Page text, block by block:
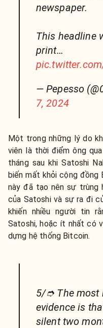
newspaper.
This headline
print…
— Pepesso
7, 2024
Một trong những lý do
viên là thời điểm ông
tháng sau khi Satoshi
biến mất khỏi cộng
này đã tạo nên sự trùng
của Satoshi và sự ra đi
khiến nhiều người tin
Satoshi, hoặc ít nhất có
dựng hệ thống Bitcoin.
5/➮ The most
evidence is
silent two